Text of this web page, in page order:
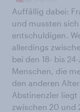
Auffällig dabei:
und mussten
entschuldigen.
allerdings
bei den 18- bis
Menschen, die
den anderen
Abstinenzler liegt
zwischen 20 und